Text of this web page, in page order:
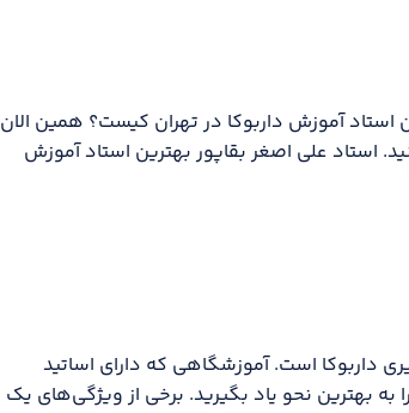
استاد آموزش داربوکا در تهران کیست؟ همین الان
شروع کنید. استاد علی اصغر بقاپور بهترین استاد آموزش
داربوکا است. آموزشگاهی که دارای اساتید
بهترین نحو یاد بگیرید. برخی از ویژگی‌های یک